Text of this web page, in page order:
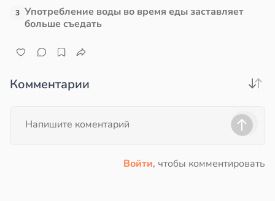
3 Употребление воды во время еды заставляет
больше съедать
Комментарии
Войти, чтобы комментировать